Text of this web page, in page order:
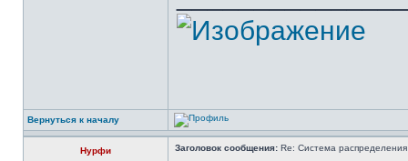
Вернуться к началу
Нурфи Заголовок сообщения: Re: Система распределения